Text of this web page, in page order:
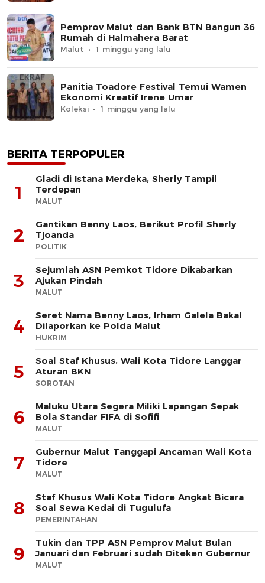
Pemprov Malut dan Bank BTN Bangun 36
Rumah di Halmahera Barat
Malut 1 minggu yang lalu
Panitia Toadore Festival Temui Wamen
Ekonomi Kreatif Irene Umar
Koleksi 1 minggu yang lalu
BERITA TERPOPULER
1
Gladi di Istana Merdeka, Sherly Tampil
Terdepan
MALUT
2
Gantikan Benny Laos, Berikut Profil Sherly
Tjoanda
POLITIK
3
Sejumlah ASN Pemkot Tidore Dikabarkan
Ajukan Pindah
MALUT
4
Seret Nama Benny Laos, Irham Galela Bakal
Dilaporkan ke Polda Malut
HUKRIM
5
Soal Staf Khusus, Wali Kota Tidore Langgar
Aturan BKN
SOROTAN
6
Maluku Utara Segera Miliki Lapangan Sepak
Bola Standar FIFA di Sofifi
MALUT
7
Gubernur Malut Tanggapi Ancaman Wali Kota
Tidore
MALUT
8
Staf Khusus Wali Kota Tidore Angkat Bicara
Soal Sewa Kedai di Tugulufa
PEMERINTAHAN
9
Tukin dan TPP ASN Pemprov Malut Bulan
Januari dan Februari sudah Diteken Gubernur
MALUT